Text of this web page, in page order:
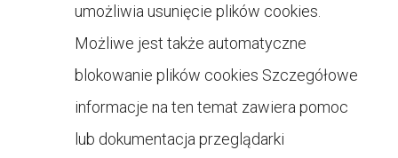
umożliwia usunięcie plików cookies.
Możliwe jest także automatyczne
blokowanie plików cookies Szczegółowe
informacje na ten temat zawiera pomoc
lub dokumentacja przeglądarki